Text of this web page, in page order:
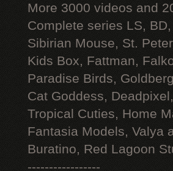
More 3000 videos and
Complete series LS,
Sibirian Mouse, St.
Kids Box, Fattman,
Paradise Birds,
Cat Goddess,
Tropical Cuties, Home
Fantasia Models, Valya
Buratino, Red Lagoon
-----------------